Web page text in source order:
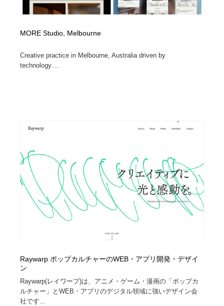
MORE Studio, Melbourne
Creative practice in Melbourne, Australia driven by
technology....
Raywarp ポップカルチャーのWEB・アプリ開発・デザイ
ン
Raywarp(レイワープ)は、アニメ・ゲーム・漫画の「ポップカ
ルチャー」とWEB・アプリのデジタル領域に強いデザイン会
社です...